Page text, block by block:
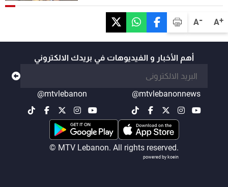
A+
A-
أهم الأخبار و الفيديوهات في بريدك الالكتروني
@mtvlebanonnews
@mtvlebanon
© MTV Lebanon. All rights reserved.
powered by koein